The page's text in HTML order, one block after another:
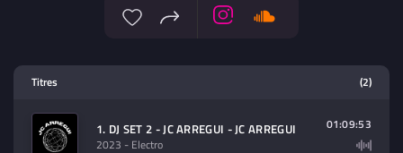
contenu à lire (audio/video)
Titres (2)
1. DJ SET 2 - JC ARREGUI - JC ARREGUI
2023 - Electro
01:09:53